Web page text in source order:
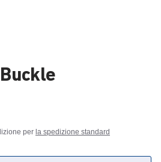
per la spedizione standard